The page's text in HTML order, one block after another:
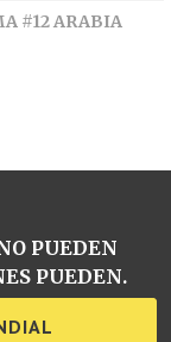
#12 ARABIA
PUEDEN
PUEDEN.